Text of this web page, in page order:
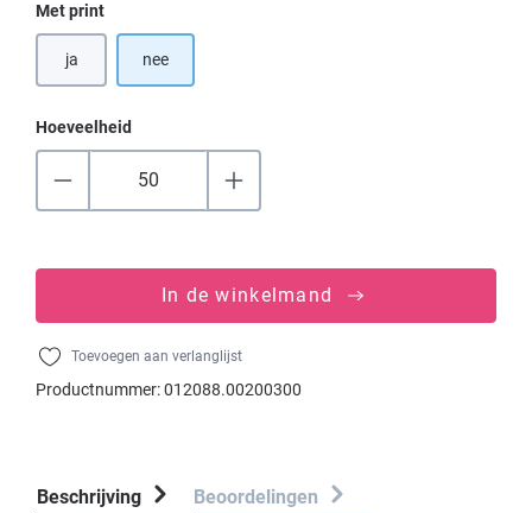
Selecteer
Met print
ja nee
Hoeveelheid
In de winkelmand
Toevoegen aan verlanglijst
Productnummer:012088.00200300
Beschrijving Beoordelingen